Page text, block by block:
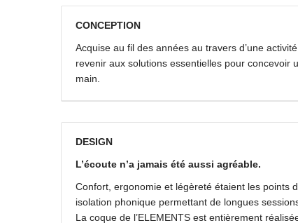
CONCEPTION
Acquise au fil des années au travers d’une
revenir aux solutions essentielles pour concevoir
main.
DESIGN
L’écoute n’a jamais été aussi agréable.
Confort, ergonomie et légèreté étaient les points
isolation phonique permettant de longues sessions
La coque de l’ELEMENTS est entièrement